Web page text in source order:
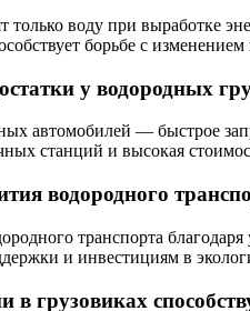
только воду при выработке
борьбе с изменением
у водородных
автомобилей — быстрое
станций и высокая
водородного
транспорта
и инвестициям в
в грузовиках